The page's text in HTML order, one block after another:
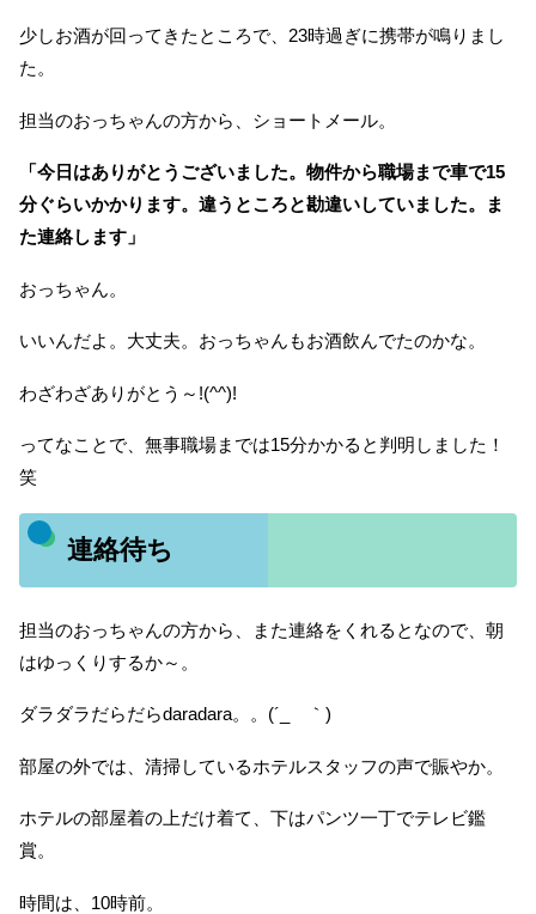
少しお酒が回ってきたところで、23時過ぎに携帯が鳴りまし
た。
担当のおっちゃんの方から、ショートメール。
「今日はありがとうございました。物件から職場まで車で15
分ぐらいかかります。違うところと勘違いしていました。ま
た連絡します」
おっちゃん。
いいんだよ。大丈夫。おっちゃんもお酒飲んでたのかな。
わざわざありがとう～!(^^)!
ってなことで、無事職場までは15分かかると判明しました！
笑
連絡待ち
担当のおっちゃんの方から、また連絡をくれるとなので、朝
はゆっくりするか～。
ダラダラだらだらdaradara。。(´_ゝ｀)
部屋の外では、清掃しているホテルスタッフの声で賑やか。
ホテルの部屋着の上だけ着て、下はパンツ一丁でテレビ鑑
賞。
時間は、10時前。